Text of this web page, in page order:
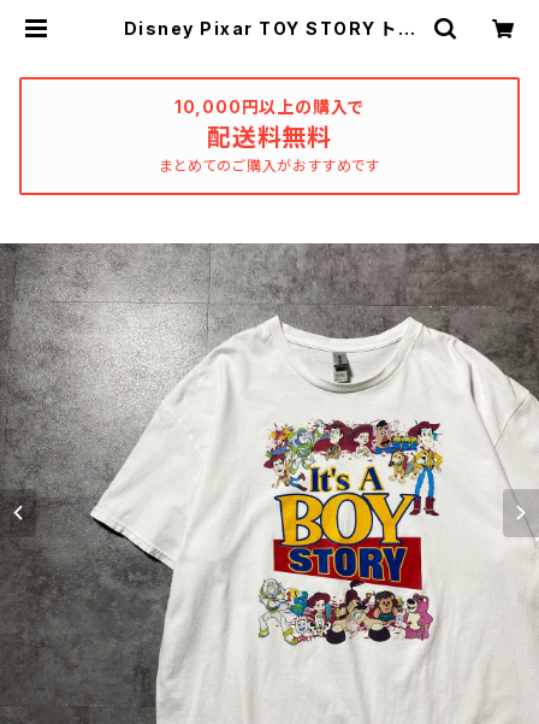
Disney Pixar TOY STORY トイ
clothing_katharsis
10,000円以上の購入で
配送料無料
まとめてのご購入がおすすめです